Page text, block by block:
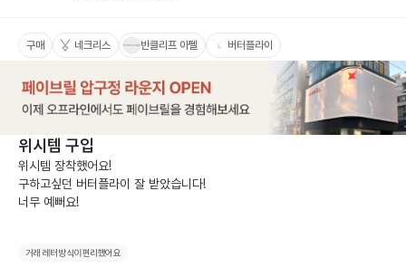
구매 네크리스 반클리프 아펠 버터플라이
위시템 구입
위시템 장착했어요!
구하고싶던 버터플라이 잘 받았습니다!
너무 예뻐요!
거래 레터 방식이 편리했어요